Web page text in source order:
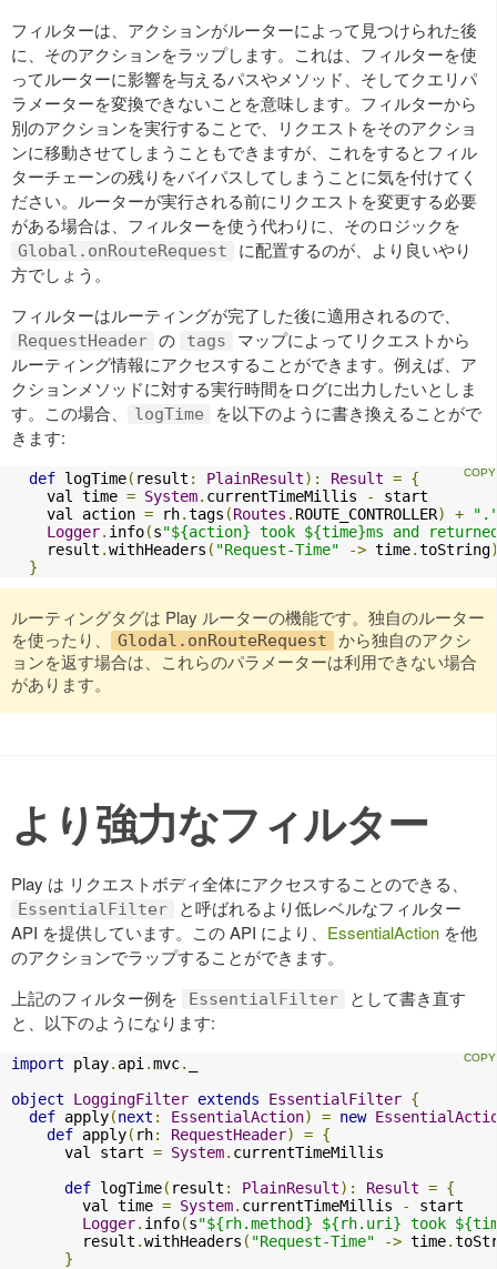
フィルターは、アクションがルーターによって見つけられた後
に、そのアクションをラップします。これは、フィルターを使
ってルーターに影響を与えるパスやメソッド、そしてクエリパ
ラメーターを変換できないことを意味します。フィルターから
別のアクションを実行することで、リクエストをそのアクショ
ンに移動させてしまうこともできますが、これをするとフィル
ターチェーンの残りをバイパスしてしまうことに気を付けてく
ださい。ルーターが実行される前にリクエストを変更する必要
がある場合は、フィルターを使う代わりに、そのロジックを
Global.onRouteRequest
に配置するのが、より良いやり
方でしょう。
フィルターはルーティングが完了した後に適用されるので、
RequestHeader の tags
マップによってリクエストから
ルーティング情報にアクセスすることができます。例えば、ア
クションメソッドに対する実行時間をログに出力したいとしま
す。この場合、
logTime
を以下のように書き換えることがで
きます:
def logTime( result : PlainResult): Result = {
    val time
= System. currentTimeMillis -
start
    val action
= rh.tags (Routes . ROUTE_CONTROLLER) +
Logger. info(s"${action} took ${time}ms and
    result
.withHeaders ( "Request-Time" -> time.toString
}
ルーティングタグは Play ルーターの機能です。独自のルーター
を使ったり、
Glodal.onRouteRequest
から独自のアクシ
ョンを返す場合は、これらのパラメーターは利用できない場合
があります。
より強力なフィルター
Play は リクエストボディ全体にアクセスすることのできる、
EssentialFilter
と呼ばれるより低レベルなフィルター
API を提供しています。この API により、 EssentialAction を他
のアクションでラップすることができます。
上記のフィルター例を
EssentialFilter
として書き直す
と、以下のようになります:
import play. api .mvc.
object
LoggingFilter extends EssentialFilter {
def apply(next : EssentialAction) = new
def apply( rh: RequestHeader) = {
      val start
= System. currentTimeMillis
def logTime( result : PlainResult): Result = {
        val time
= System. currentTimeMillis -
start
Logger. info(s"${rh.method} ${rh.uri} took
        result
.withHeaders ( "Request-Time" -> time.
}